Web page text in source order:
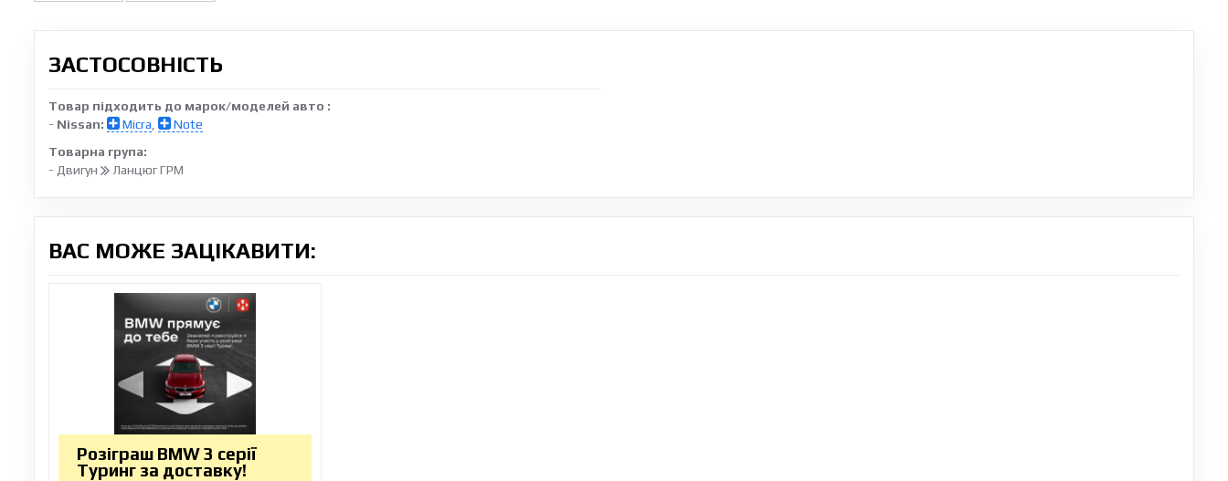
ЗАСТОСОВНІСТЬ
Товар підходить до марок/моделей авто :
- Nissan: Micra
Note
Товарна група:
- Двигун
Ланцюг ГРМ
ВАС МОЖЕ ЗАЦІКАВИТИ:
Розіграш BMW 3 серії
Туринг за доставку!